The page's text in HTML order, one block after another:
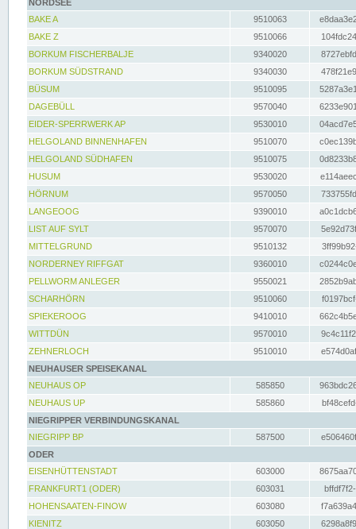
NORDSEE
BAKE A
9510063
BAKE Z
9510066
BORKUM FISCHERBALJE
9340020
BORKUM SÜDSTRAND
9340030
BÜSUM
9510095
DAGEBÜLL
9570040
EIDER-SPERRWERK AP
9530010
HELGOLAND BINNENHAFEN
9510070
HELGOLAND SÜDHAFEN
9510075
HUSUM
9530020
HÖRNUM
9570050
LANGEOOG
9390010
LIST AUF SYLT
9570070
MITTELGRUND
9510132
NORDERNEY RIFFGAT
9360010
PELLWORM ANLEGER
9550021
SCHARHÖRN
9510060
SPIEKEROOG
9410010
WITTDÜN
9570010
ZEHNERLOCH
9510010
NEUHAUSER SPEISEKANAL
NEUHAUS OP
585850
NEUHAUS UP
585860
NIEGRIPPER VERBINDUNGSKANAL
NIEGRIPP BP
587500
ODER
EISENHÜTTENSTADT
603000
FRANKFURT1 (ODER)
603031
HOHENSAATEN-FINOW
603080
KIENITZ
603050